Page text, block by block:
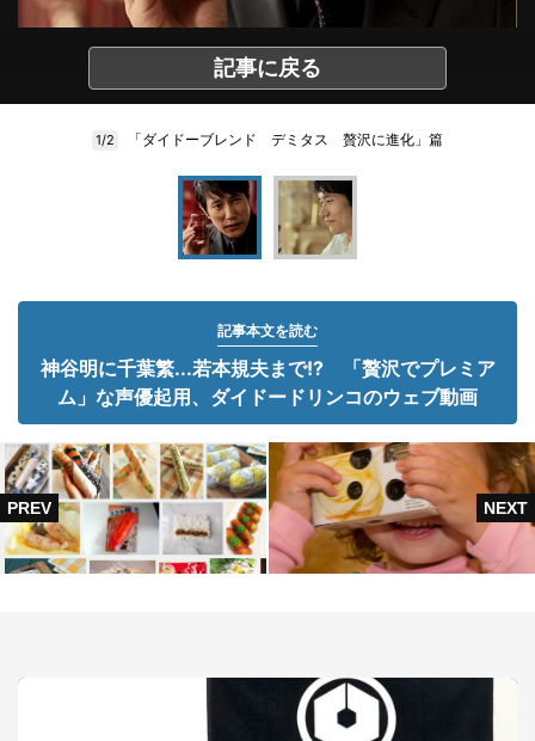
記事に戻る
1/2 「ダイドーブレンド デミタス 贅沢に進化」篇
記事本文を読む
神谷明に千葉繁...若本規夫まで!? 「贅沢でプレミア
ム」な声優起用、ダイドードリンコのウェブ動画